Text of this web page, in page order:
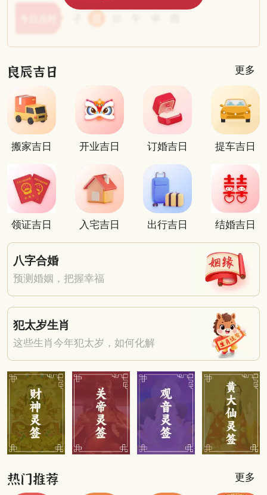
更多
搬家吉日 开业吉日 订婚吉日 提车吉日
领证吉日 入宅吉日 出行吉日 结婚吉日
八字合婚
预测婚姻，把握幸福
犯太岁生肖
这些生肖今年犯太岁，如何化解
更多